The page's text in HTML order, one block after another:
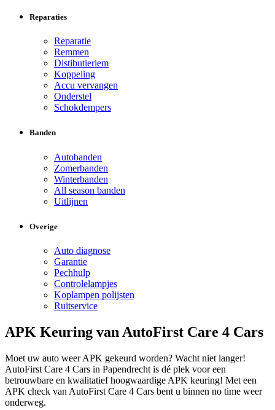
Reparaties
Reparatie
Remmen
Distibutieriem
Koppeling
Accu vervangen
Onderstel
Schokdempers
Banden
Autobanden
Zomerbanden
Winterbanden
All season banden
Uitlijnen
Overige
Auto diagnose
Garantie
Pechhulp
Controlelampjes
Koplampen polijsten
Ruitservice
APK Keuring van AutoFirst Care 4 Cars
Moet uw auto weer APK gekeurd worden? Wacht niet langer!
AutoFirst Care 4 Cars in Papendrecht is dé plek voor een
betrouwbare en kwalitatief hoogwaardige APK keuring! Met een
APK check van AutoFirst Care 4 Cars bent u binnen no time weer
onderweg.